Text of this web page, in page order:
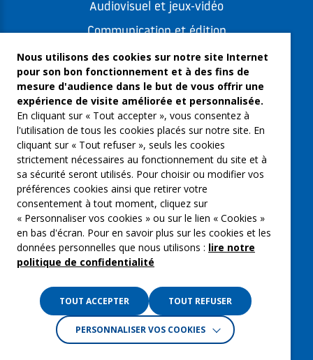
Audiovisuel et jeux-vidéo
Communication et édition
Freelances et artistes-auteurs
Musique et spectacles
Qui sommes-nous ?
Groupe Emargence
C’moi le chef
Actualités
Contactez nous
Mentions légales
Gestion des cookies
Crédits :La Jungle
Nous utilisons des cookies sur notre site Internet
pour son bon fonctionnement et à des fins de
mesure d'audience dans le but de vous offrir une
expérience de visite améliorée et personnalisée.
En cliquant sur « Tout accepter », vous consentez à
l'utilisation de tous les cookies placés sur notre site. En
cliquant sur « Tout refuser », seuls les cookies
strictement nécessaires au fonctionnement du site et à
sa sécurité seront utilisés. Pour choisir ou modifier vos
préférences cookies ainsi que retirer votre
consentement à tout moment, cliquez sur
« Personnaliser vos cookies » ou sur le lien « Cookies »
en bas d'écran. Pour en savoir plus sur les cookies et les
données personnelles que nous utilisons : lire notre
politique de confidentialité
TOUT ACCEPTER TOUT REFUSER
PERSONNALISER VOS COOKIES